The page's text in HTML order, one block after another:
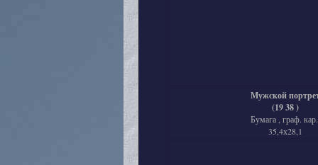
Мужской
(19 38 )
Бумага , граф.
35,4х28,1